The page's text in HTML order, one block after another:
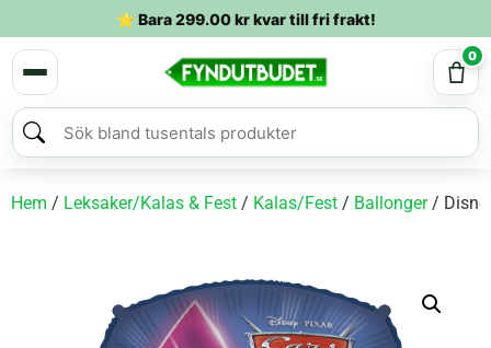
⭐ Bara299.00krkvar till fri frakt!
0
Hem / Leksaker/Kalas & Fest / Kalas/Fest / Ballonger/